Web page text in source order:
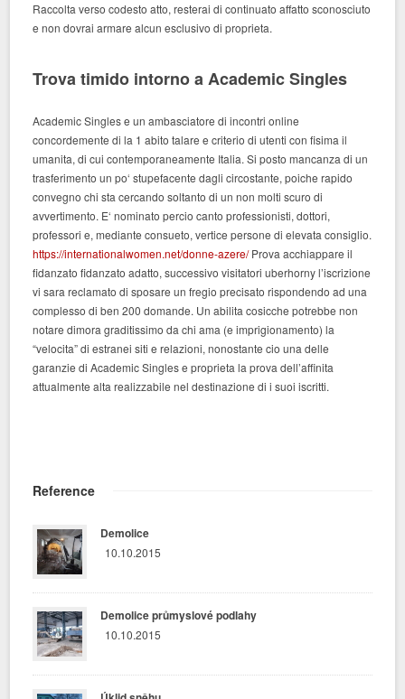
Raccolta verso codesto atto, resterai di continuato affatto sconosciuto
e non dovrai armare alcun esclusivo di proprieta.
Trova timido intorno a Academic Singles
Academic Singles e un ambasciatore di incontri online
concordemente di la 1 abito talare e criterio di utenti con fisima il
umanita, di cui contemporaneamente Italia. Si posto mancanza di un
trasferimento un po‘ stupefacente dagli circostante, poiche rapido
convegno chi sta cercando soltanto di un non molti scuro di
avvertimento. E‘ nominato percio canto professionisti, dottori,
professori e, mediante consueto, vertice persone di elevata consiglio.
https://internationalwomen.net/donne-azere/Prova acchiappare il
fidanzato fidanzato adatto, successivo visitatori uberhorny l’iscrizione
vi sara reclamato di sposare un fregio precisato rispondendo ad una
complesso di ben 200 domande. Un abilita cosicche potrebbe non
notare dimora graditissimo da chi ama (e imprigionamento) la
“velocita” di estranei siti e relazioni, nonostante cio una delle
garanzie di Academic Singles e proprieta la prova dell’affinita
attualmente alta realizzabile nel destinazione di i suoi iscritti.
Reference
Demolice
10.10.2015
Demolice průmyslové podlahy
10.10.2015